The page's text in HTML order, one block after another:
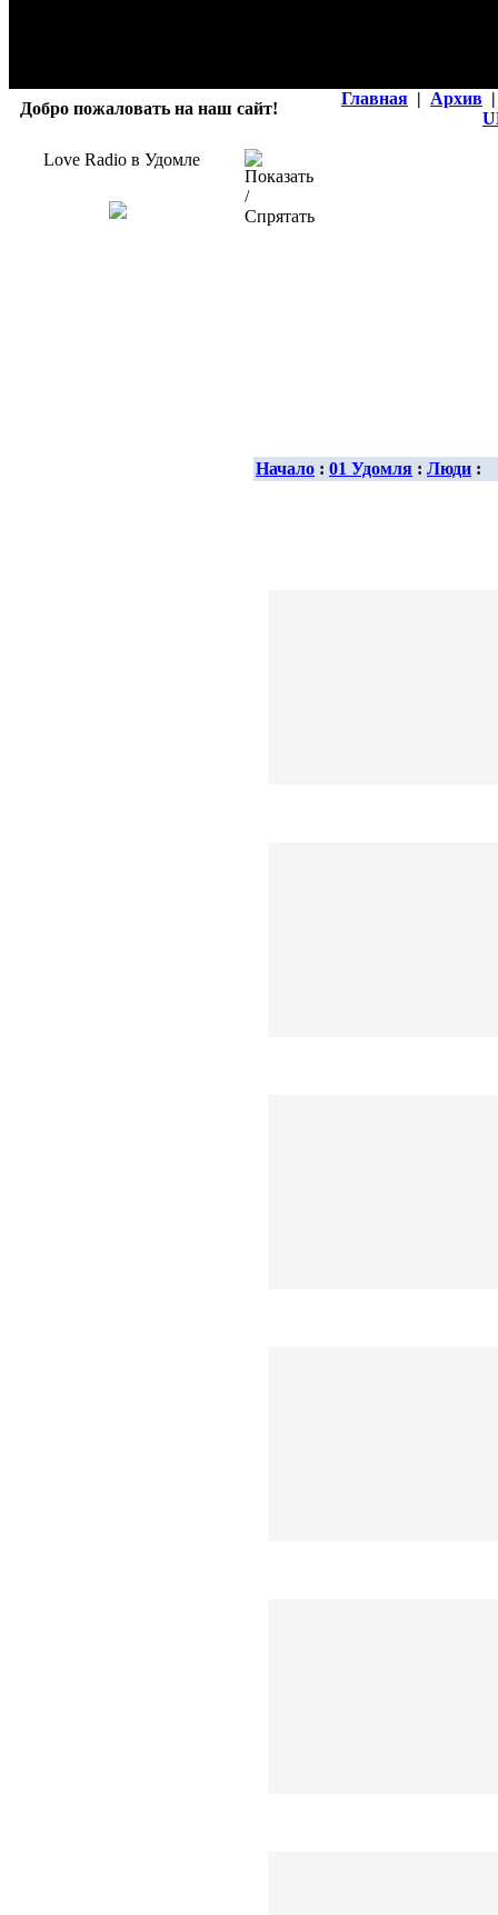
Добро пожаловать на наш сайт!
Главная | Архив |
Love Radio в Удомле
Начало : 01 Удомля : Люди :